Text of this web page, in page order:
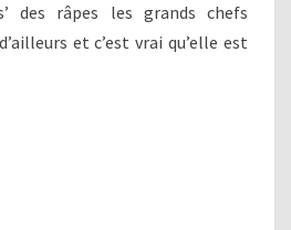
des râpes les grands chefs
et c’est vrai qu’elle est